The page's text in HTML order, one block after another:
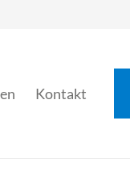
Kontakt